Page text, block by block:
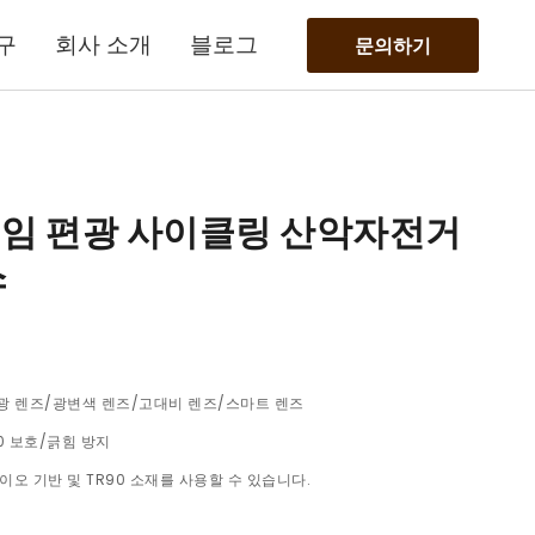
회사 소개 블로그 문의하기
편광 사이클링 산악자전거
렌즈/광변색 렌즈/고대비 렌즈/스마트 렌즈
보호/긁힘 방지
오 기반 및 TR90 소재를 사용할 수 있습니다.